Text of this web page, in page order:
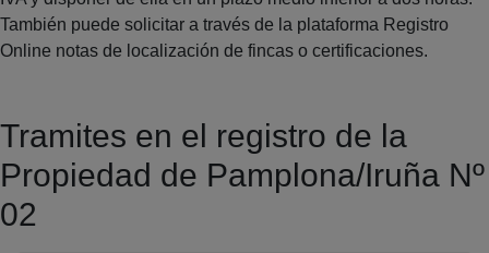
También puede solicitar a través de la plataforma Registro
Online notas de localización de fincas o certificaciones.
Tramites en el registro de la
Propiedad de Pamplona/Iruña Nº
02